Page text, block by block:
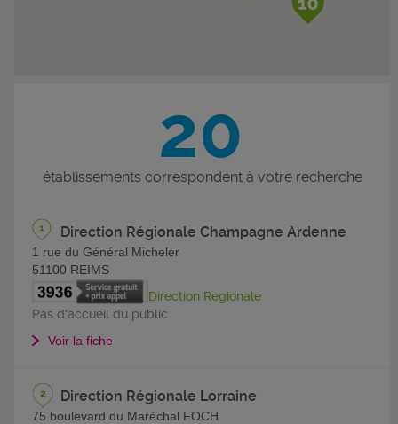
20
établissements correspondent à votre recherche
Direction Régionale Champagne Ardenne
1 rue du Général Micheler
51100 REIMS
Direction Regionale
Pas d'accueil du public
Voir la fiche
Direction Régionale Lorraine
75 boulevard du Maréchal FOCH